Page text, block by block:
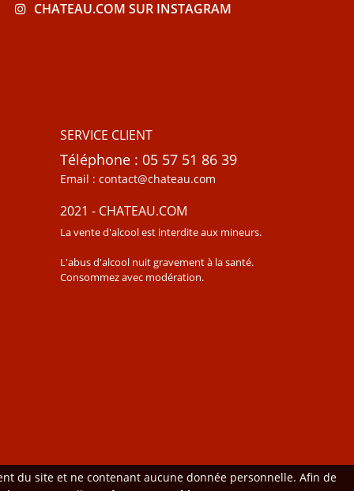
CHATEAU.COM SUR INSTAGRAM
SERVICE CLIENT
Téléphone : 05 57 51 86 39
Email : contact@chateau.com
2021 - CHATEAU.COM
La vente d'alcool est interdite aux mineurs.
L'abus d'alcool nuit gravement à la santé.
Consommez avec modération.
du site et ne contenant aucune donnée personnelle. Afin de